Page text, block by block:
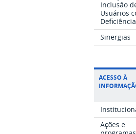
Inclusão
Usuários
Deficiência
Sinergias
ACESSO À
Ações e